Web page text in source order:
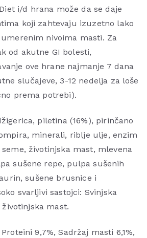
i/d hrana može da se daje
koji zahtevaju izuzetno lako
nivoima masti. Za
od akutne GI bolesti,
ove hrane najmanje 7 dana
slučajeve, 3-12 nedelja za loše
prema potrebi).
piletina (16%), pirinčano
minerali, riblje ulje, enzim
životinjska mast, mlevena
sušene repe, pulpa sušenih
sušene brusnice i
svarljivi sastojci: Svinjska
mast.
Proteini 9,7%, Sadržaj masti 6,1%,